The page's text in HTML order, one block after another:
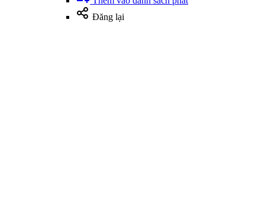
Đăng lại